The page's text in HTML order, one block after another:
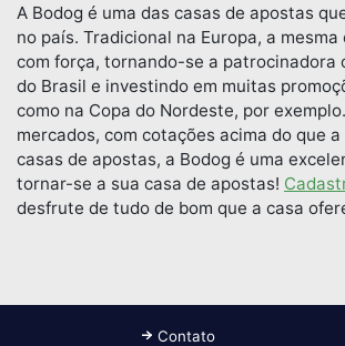
A Bodog é uma das casas de apostas
no país. Tradicional na Europa, a
com força, tornando-se a patrocinadora
do Brasil e investindo em muitas
como na Copa do Nordeste, por
mercados, com cotações acima do que
casas de apostas, a Bodog é uma
tornar-se a sua casa de apostas!
desfrute de tudo de bom que a casa
Contato